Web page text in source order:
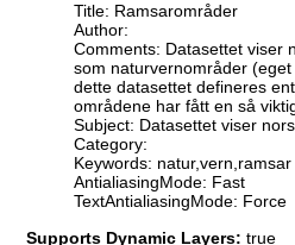
Title: Ramsarområder
Author:
Comments: Datasettet viser
som naturvernområder
dette datasettet defineres
områdene har fått en så
Subject: Datasettet viser
Category:
Keywords: natur,vern,ramsar
AntialiasingMode: Fast
TextAntialiasingMode: Force
Supports Dynamic Layers: true